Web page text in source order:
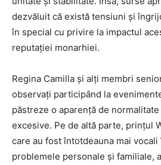
dezvăluit că există tensiuni și
în special cu privire la impactul
reputației monarhiei.
Regina Camilla și alți membri
observați participând la
păstreze o aparență de
excesive. Pe de altă parte, prințul
care au fost întotdeauna mai vocali
problemele personale și familiale,